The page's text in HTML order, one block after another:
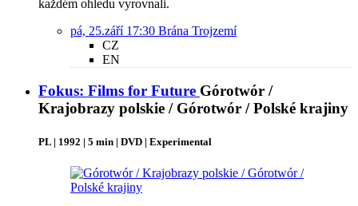
každém ohledu vyrovnali.
pá, 25.září 17:30 Brána Trojzemí
CZ
EN
Fokus: Films for Future Górotwór /
Krajobrazy polskie / Górotwór / Polské krajiny
PL | 1992 | 5 min | DVD | Experimental